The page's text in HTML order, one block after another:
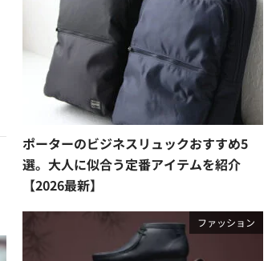
ポーターのビジネスリュックおすすめ5
選。大人に似合う定番アイテムを紹介
【2026最新】
ファッション